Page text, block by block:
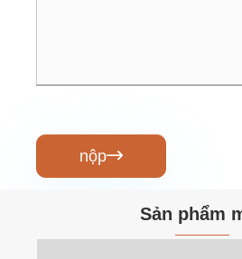
nộp
Sản phẩm